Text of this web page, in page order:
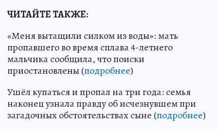
ЧИТАЙТЕ ТАКЖЕ:
«Меня вытащили силком из воды»: мать
пропавшего во время сплава 4-летнего
мальчика сообщила, что поиски
приостановлены (подробнее)
Ушёл купаться и пропал на три года: семья
наконец узнала правду об исчезнувшем при
загадочных обстоятельствах сыне (подробнее)